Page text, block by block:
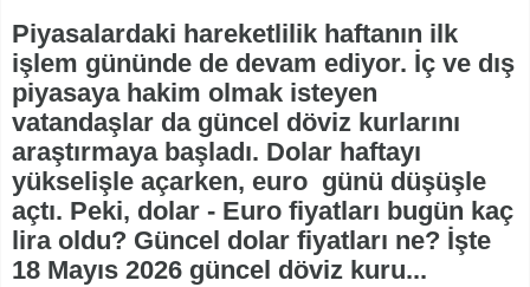
Piyasalardaki hareketlilik haftanın ilk
işlem gününde de devam ediyor. İç ve dış
piyasaya hakim olmak isteyen
vatandaşlar da güncel döviz kurlarını
araştırmaya başladı. Dolar haftayı
yükselişle açarken, euro günü düşüşle
açtı. Peki, dolar - Euro fiyatları bugün kaç
lira oldu? Güncel dolar fiyatları ne? İşte
18 Mayıs 2026 güncel döviz kuru...